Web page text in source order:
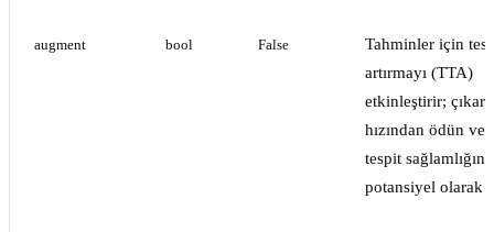
augment bool False
Tahminler için test
artırmayı (TTA)
etkinleştirir;
hızından ödün
tespit sağlamlığını
potansiyel olarak